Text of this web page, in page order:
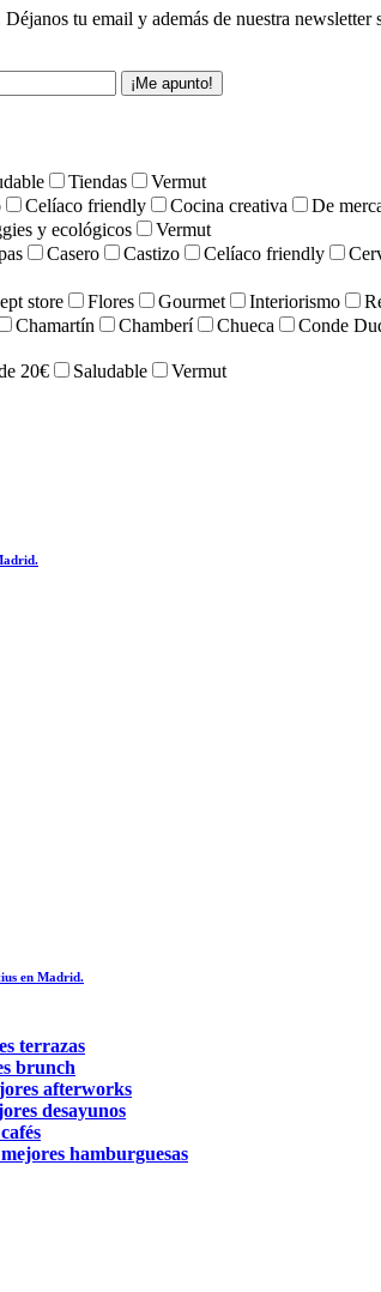
tu email y además de nuestra
¡Me apunto!
Tiendas
Vermut
Celíaco friendly Cocina creativa De
y ecológicos
Vermut
Casero Castizo Celíaco friendly
store Flores Gourmet Interiorismo
Chamartín Chamberí Chueca Conde
20€ Saludable Vermut
en Madrid.
terrazas
brunch
afterworks
desayunos
hamburguesas